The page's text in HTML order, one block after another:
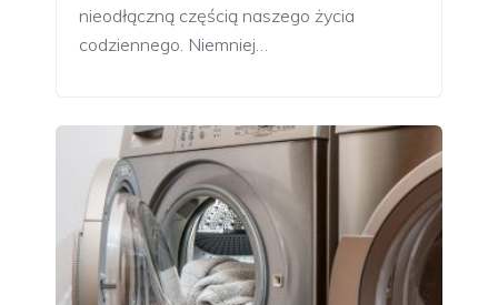
nieodłączną częścią naszego życia
codziennego. Niemniej…